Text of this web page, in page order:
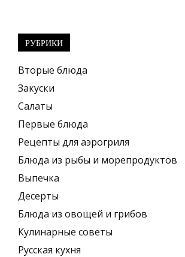
РУБРИКИ
Вторые блюда
Закуски
Салаты
Первые блюда
Рецепты для аэрогриля
Блюда из рыбы и морепродуктов
Выпечка
Десерты
Блюда из овощей и грибов
Кулинарные советы
Русская кухня